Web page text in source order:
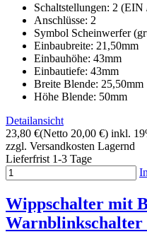
Schaltstellungen: 2
Anschlüsse: 2
Symbol Scheinwerfer
Einbaubreite: 21,50mm
Einbauhöhe: 43mm
Einbautiefe: 43mm
Breite Blende: 25,50mm
Höhe Blende: 50mm
Detailansicht
23,80 €(Netto 20,00 €) inkl.
zzgl. Versandkosten Lagernd
Lieferfrist 1-3 Tage
Wippschalter mit
Warnblinkschalter